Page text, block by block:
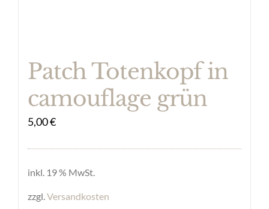
Patch Totenkopf in
camouflage grün
5,00€
inkl. 19 % MwSt.
zzgl.Versandkosten